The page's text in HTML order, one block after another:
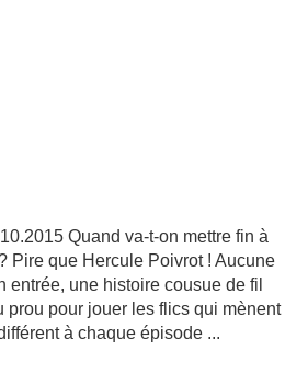
Quand va-t-on mettre fin à
Pire que Hercule Poivrot ! Aucune
une histoire cousue de fil
prou pour jouer les flics qui mènent
à chaque épisode ...